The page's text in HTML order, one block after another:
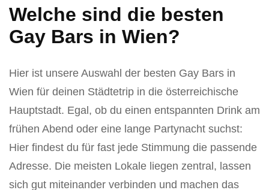
Welche sind die besten
Gay Bars in Wien?
Hier ist unsere Auswahl der besten Gay Bars in
Wien für deinen Städtetrip in die österreichische
Hauptstadt. Egal, ob du einen entspannten Drink am
frühen Abend oder eine lange Partynacht suchst:
Hier findest du für fast jede Stimmung die passende
Adresse. Die meisten Lokale liegen zentral, lassen
sich gut miteinander verbinden und machen das